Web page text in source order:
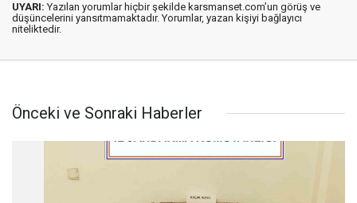
UYARI: Yazılan yorumlar hiçbir şekilde karsmanset.com’un görüş ve
düşüncelerini yansıtmamaktadır. Yorumlar, yazan kişiyi bağlayıcı
niteliktedir.
Önceki ve Sonraki Haberler